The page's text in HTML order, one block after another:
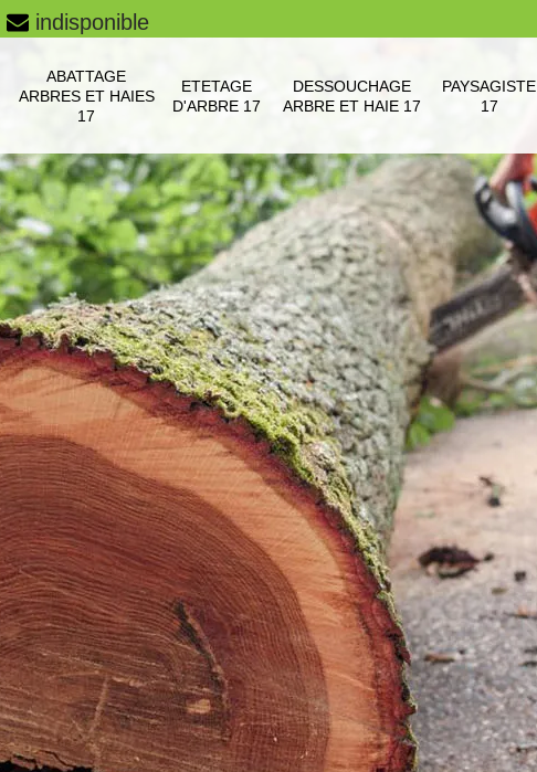
indisponible
ABATTAGE
ARBRES ET HAIES
17
ETETAGE
D'ARBRE 17
DESSOUCHAGE
ARBRE ET HAIE 17
PAYSAGISTE
17